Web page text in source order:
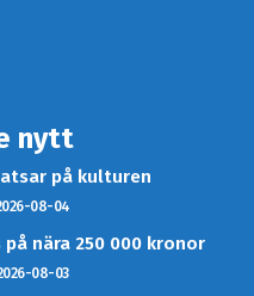
nytt
på kulturen
08-04
nära 250 000 kronor
08-03